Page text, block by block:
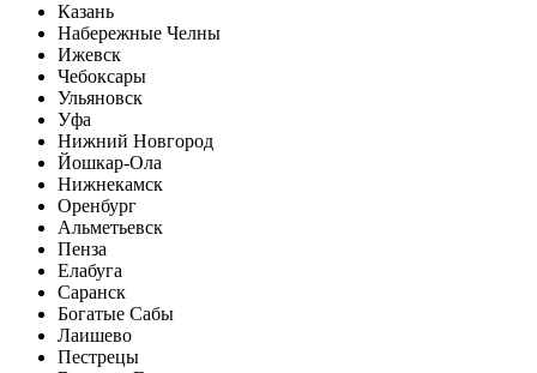
Казань
Набережные Челны
Ижевск
Чебоксары
Ульяновск
Уфа
Нижний Новгород
Йошкар-Ола
Нижнекамск
Оренбург
Альметьевск
Пенза
Елабуга
Саранск
Богатые Сабы
Лаишево
Пестрецы